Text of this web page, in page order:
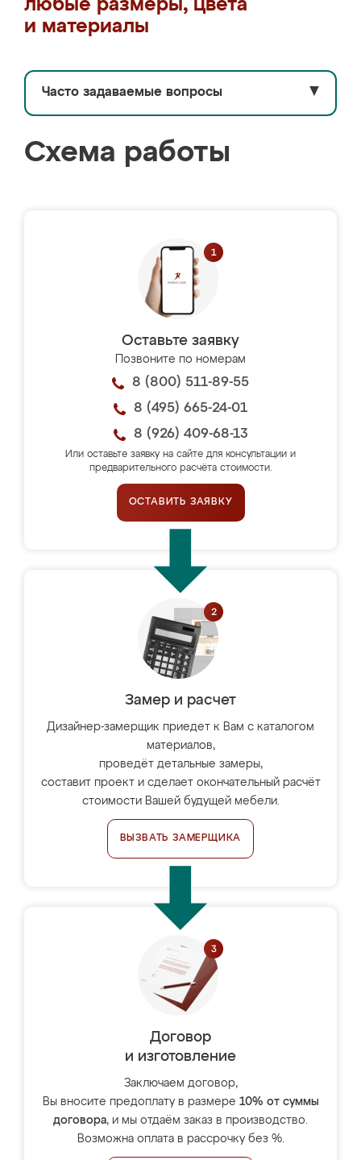
любые размеры, цвета
и материалы
Часто задаваемые вопросы ▼
Схема работы
Оставьте заявку
Позвоните по номерам
8 (800) 511-89-55
8 (495) 665-24-01
8 (926) 409-68-13
Или оставьте заявку на сайте для консультации и
предварительного расчёта стоимости.
ОСТАВИТЬ ЗАЯВКУ
Замер и расчет
Дизайнер-замерщик приедет к Вам с каталогом
материалов,
проведёт детальные замеры,
составит проект и сделает окончательный расчёт
стоимости Вашей будущей мебели.
ВЫЗВАТЬ ЗАМЕРЩИКА
Договор
и изготовление
Заключаем договор,
Вы вносите предоплату в размере 10% от суммы
договора, и мы отдаём заказ в производство.
Возможна оплата в рассрочку без %.